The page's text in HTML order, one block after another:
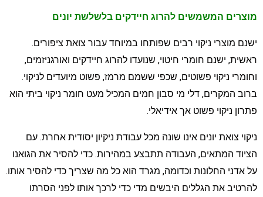
המשמשים להרוג חיידקים בלשלשת יונים
מוצרי ניקוי רבים שפותחו במיוחד עבור צואת ציפורים.
ישנם חומרי חיטוי, שנועדו להרוג חיידקים ואורגניזמים,
ניקוי פשוטים, שכפי ששמם מרמז, פשוט מיועדים לניקוי.
המקרים, דלי מי סבון חמים המכיל מעט חומר ניקוי ביתי הוא
ניקוי פשוט אך אידיאלי.
צואת יונים אינו שונה מכל עבודת ניקיון יסודית אחרת. עם
המתאים, העבודה תתבצע במהירות. כדי להסיר את הגואנו
אדני החלונות וכדומה, מגרד הוא כל מה שצריך כדי להסיר אותו.
את הגללים היבשים מדי כדי לרכך אותו לפני הסרתו